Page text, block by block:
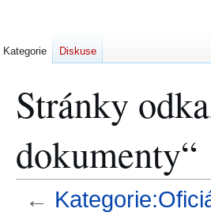
Stránky
dokumenty“
←
Kategorie Diskuse